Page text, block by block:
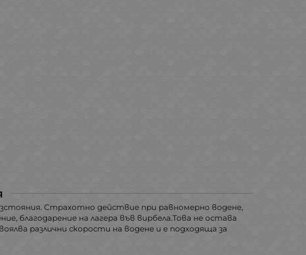
Страхотно действие при равномерно водене,
благодарение на лагера във вирбела.Това не остава
различни скорости на водене и е подходяща за